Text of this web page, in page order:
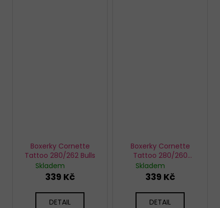
Boxerky Cornette
Tattoo 280/262 Bulls
Skladem
339 Kč
DETAIL
Boxerky Cornette
Tattoo 280/260
Monkey
Skladem
339 Kč
DETAIL